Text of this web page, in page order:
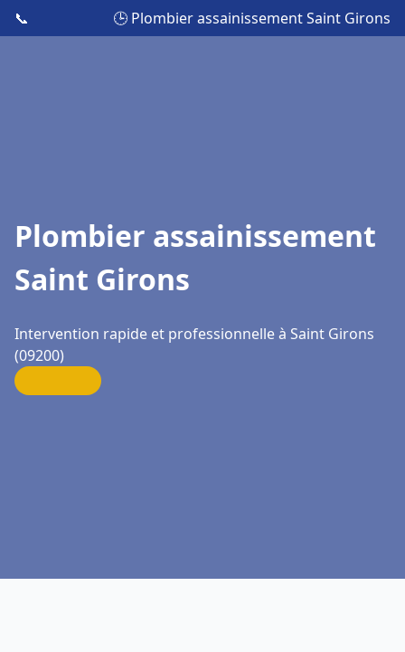
📞 🕒 Plombier assainissement Saint Girons
Plombier assainissement
Saint Girons
Intervention rapide et professionnelle à Saint Girons
(09200)